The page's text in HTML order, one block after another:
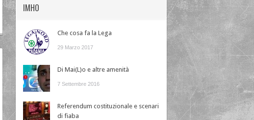
IMHO
Che cosa fa la Lega
29 Marzo 2017
Di Mai(L)o e altre amenità
7 Settembre 2016
Referendum costituzionale e scenari
di fiaba